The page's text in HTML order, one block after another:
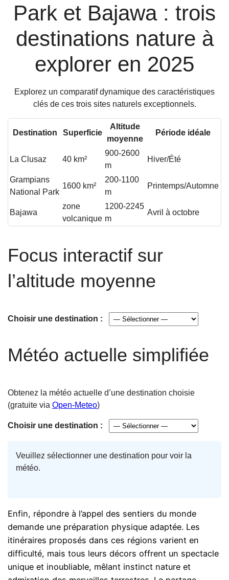
Park et Bajawa : trois
destinations nature à
explorer en 2025
Explorez un comparatif dynamique des caractéristiques
clés de ces trois sites naturels exceptionnels.
Destination Superficie
Altitude
moyenne
Période idéale
La Clusaz 40 km²
900-2600
m
Hiver/Été
Grampians
National Park
1600 km²
200-1100
m
Printemps/Automne
Bajawa
zone
volcanique
1200-2245
m
Avril à octobre
Focus interactif sur
l’altitude moyenne
Choisir une destination :
Météo actuelle simplifiée
Obtenez la météo actuelle d’une destination choisie
(gratuite viaOpen-Meteo)
Choisir une destination :
Veuillez sélectionner une destination pour voir la
météo.
Enfin, répondre à l’appel des sentiers du monde
demande une préparation physique adaptée. Les
itinéraires proposés dans ces régions varient en
difficulté, mais tous leurs décors offrent un spectacle
unique et inoubliable, mêlant instinct nature et